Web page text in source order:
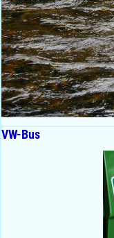
VW-Bus